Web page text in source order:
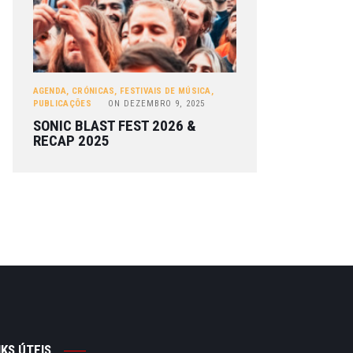
AGENDA, CRÓNICAS, FESTIVAIS DE MÚSICA,
PUBLICAÇÕES
ON DEZEMBRO 9, 2025
SONIC BLAST FEST 2026 &
RECAP 2025